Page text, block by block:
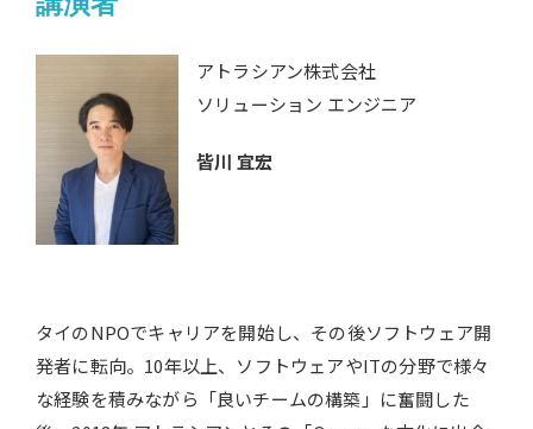
アトラシアン株式会社
ソリューション エンジニア
皆川 宜宏
タイのNPOでキャリアを開始し、その後ソフトウェア開
発者に転向。10年以上、ソフトウェアやITの分野で様々
な経験を積みながら「良いチームの構築」に奮闘した